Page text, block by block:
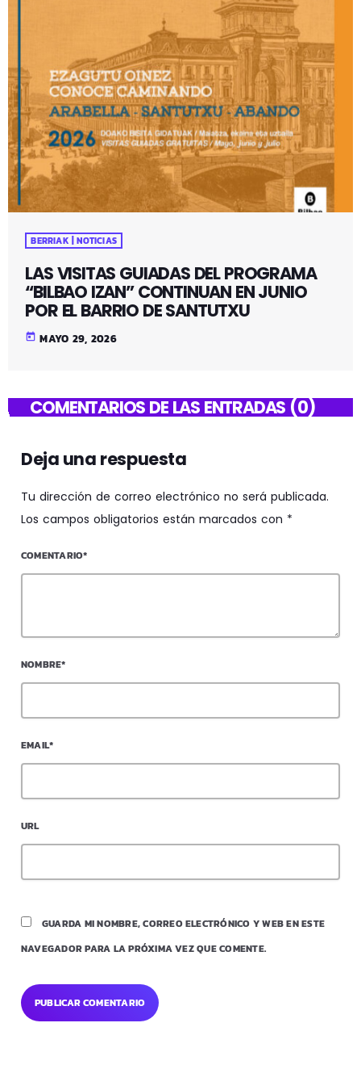
BERRIAK | NOTICIAS
LAS VISITAS GUIADAS DEL PROGRAMA
“BILBAO IZAN” CONTINUAN EN JUNIO
POR EL BARRIO DE SANTUTXU
today MAYO 29, 2026
COMENTARIOS DE LAS ENTRADAS (0)
Deja una respuesta
Tu dirección de correo electrónico no será publicada.
Los campos obligatorios están marcados con *
COMENTARIO*
NOMBRE*
EMAIL*
URL
GUARDA MI NOMBRE, CORREO ELECTRÓNICO Y WEB EN ESTE
NAVEGADOR PARA LA PRÓXIMA VEZ QUE COMENTE.